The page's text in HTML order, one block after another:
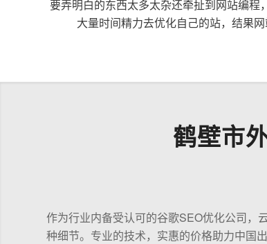
要弄明白的东西太多太杂还牵扯到网站编
大量时间精力去优化自己的站，结果
鹤壁市
作为行业内备受认可的谷歌SEO优化公司，
种细节。专业的技术，实惠的价格助力中国